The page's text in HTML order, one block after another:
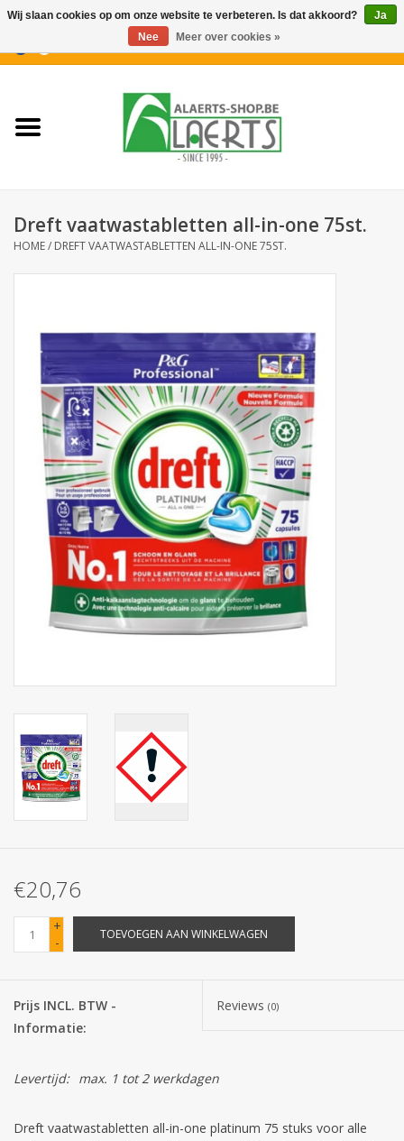
Nieuwigheden
Koffiekoekjes
Dranken
Aperitiefkoekjes
Botanicals
Snoeppot-Snoep
Kassarollen
Cleaning-producten
Verpakking
Kantoorbenodigdheden
Corona
Sinterklaassnoep
Carnavalssnoep
Dreft vaatwastabletten all-in-one 75st.
HOME/ DREFT VAATWASTABLETTEN ALL-IN-ONE 75ST.
€20,76
+
-
TOEVOEGEN AAN WINKELWAGEN
Prijs INCL. BTW -
Informatie:
Reviews (0)
Levertijd: max. 1 tot 2 werkdagen
Dreft vaatwastabletten all-in-one platinum 75 stuks voor alle
Wij slaan cookies op om onze website te verbeteren. Is dat akkoord?
Ja
Nee
Meer over cookies »